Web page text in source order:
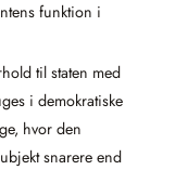
funktion i
til staten med
i demokratiske
hvor den
snarere end